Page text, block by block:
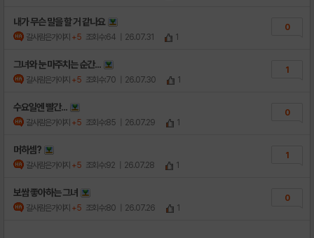
내가 무슨 말을 할 거 같나요
갈사람은가야지 +5 조회수:64 | 26.07.31 1
0
그녀와 눈 마주치는 순간...
갈사람은가야지 +5 조회수:70 | 26.07.30 1
1
수요일엔 빨간...
갈사람은가야지 +5 조회수:85 | 26.07.29 1
0
머하셈?
갈사람은가야지 +5 조회수:92 | 26.07.28 1
1
보쌈 좋아하는 그녀
갈사람은가야지 +5 조회수:80 | 26.07.26 1
0